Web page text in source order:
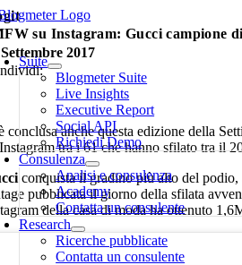
Salta
al
contenuto
Suite
Blogmeter Suite
Live Insights
Executive Report
Social API
Richiedi Demo
Consulenza
Analisi e consulenza
Academy
Contatta un consulente
Research
Ricerche pubblicate
Contatta un consulente
su Instagram: Gucci campione
2017
conclusa anche questa edizione della
tra i 61 che hanno sfilato tra il
conquista il gradino più alto del
pubblicata il giorno della sfilata
della casa di moda ha ottenuto